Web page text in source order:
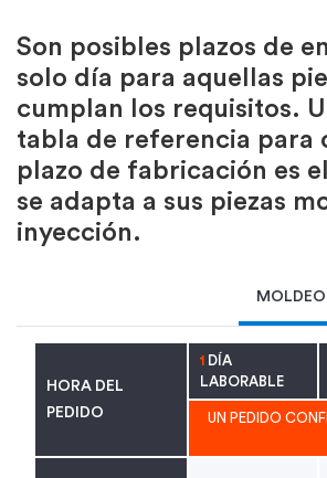
Son posibles plazos de
solo día para aquellas
cumplan los requisitos.
tabla de referencia para
plazo de fabricación es
se adapta a sus piezas
inyección.
HORA DEL
PEDIDO
1 DÍA
LABORABLE
UN PEDIDO